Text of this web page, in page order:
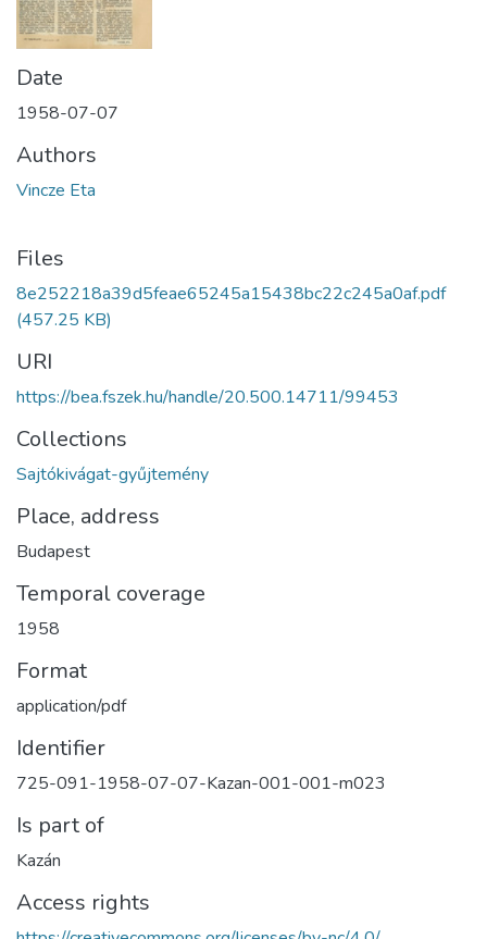
Date
1958-07-07
Authors
Vincze Eta
Files
8e252218a39d5feae65245a15438bc22c245a0af.pdf
(457.25 KB)
URI
https://bea.fszek.hu/handle/20.500.14711/99453
Collections
Sajtókivágat-gyűjtemény
Place, address
Budapest
Temporal coverage
1958
Format
application/pdf
Identifier
725-091-1958-07-07-Kazan-001-001-m023
Is part of
Kazán
Access rights